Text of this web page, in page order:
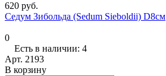
620 руб.
Седум Зибольда (Sedum Sieboldii) D8см
0
Есть в наличии: 4
Арт. 2193
В корзину